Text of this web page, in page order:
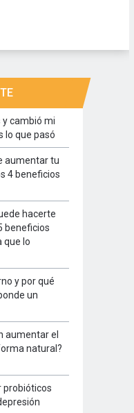
y cambió mi
lo que pasó
aumentar tu
4 beneficios
hacerte
beneficios
que lo
y por qué
un
aumentar el
natural?
probióticos